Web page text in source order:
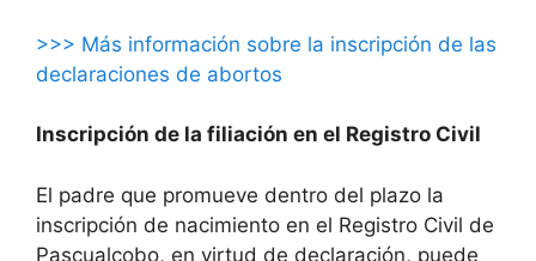
>>> Más información sobre la inscripción de las
declaraciones de abortos
Inscripción de la filiación en el Registro Civil
El padre que promueve dentro del plazo la
inscripción de nacimiento en el Registro Civil de
Pascualcobo, en virtud de declaración, puede